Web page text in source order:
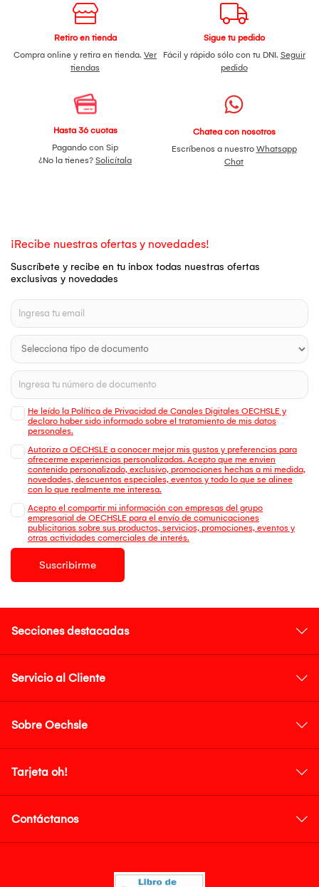
Retiro en tienda
Compra online y retira en tienda. Ver
tiendas
Sigue tu pedido
Fácil y rápido sólo con tu DNI. Seguir
pedido
Hasta 36 cuotas
Pagando con Sip
¿No la tienes? Solicítala
Chatea con nosotros
Escríbenos a nuestro Whatsapp
Chat
¡Recibe nuestras ofertas y novedades!
Suscríbete y recibe en tu inbox todas nuestras ofertas
exclusivas y novedades
He leído la Política de Privacidad de Canales Digitales OECHSLE y
declaro haber sido informado sobre el tratamiento de mis datos
personales.
Autorizo a OECHSLE a conocer mejor mis gustos y preferencias para
ofrecerme experiencias personalizadas. Acepto que me envien
contenido personalizado, exclusivo, promociones hechas a mi medida,
novedades, descuentos especiales, eventos y todo lo que se alinee
con lo que realmente me interesa.
Acepto el compartir mi información con empresas del grupo
empresarial de OECHSLE para el envío de comunicaciones
publicitarias sobre sus productos, servicios, promociones, eventos y
otras actividades comerciales de interés.
Suscribirme
Secciones destacadas
Servicio al Cliente
Sobre Oechsle
Tarjeta oh!
Contáctanos